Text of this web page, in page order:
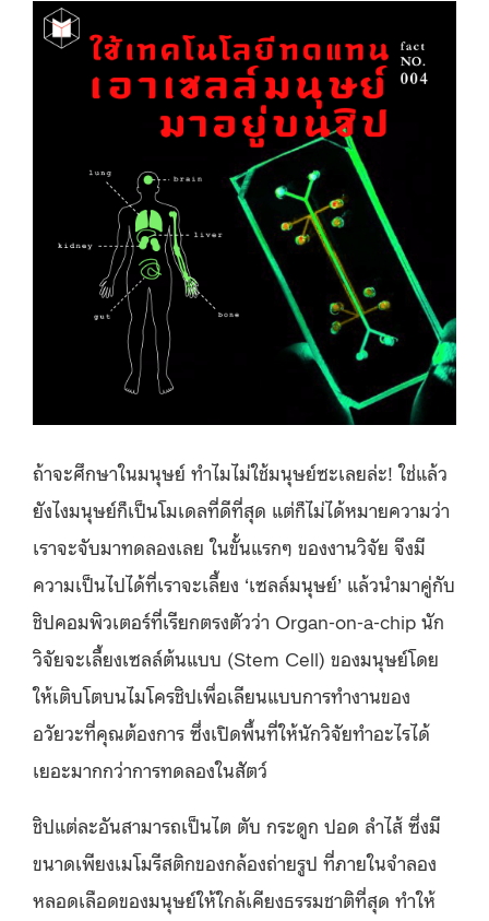
ถ้าจะศึกษาในมนุษย์ ทำไมไม่ใช้มนุษย์ซะเลยล่ะ! ใช่แล้ว
ยังไงมนุษย์ก็เป็นโมเดลที่ดีที่สุด แต่ก็ไม่ได้หมายความว่า
เราจะจับมาทดลองเลย ในขั้นแรกๆ ของงานวิจัย จึงมี
ความเป็นไปได้ที่เราจะเลี้ยง ‘เซลล์มนุษย์’ แล้วนำมาคู่กับ
ชิปคอมพิวเตอร์ที่เรียกตรงตัวว่า Organ-on-a-chip นัก
วิจัยจะเลี้ยงเซลล์ต้นแบบ (Stem Cell) ของมนุษย์โดย
ให้เติบโตบนไมโครชิปเพื่อเลียนแบบการทำงานของ
อวัยวะที่คุณต้องการ ซึ่งเปิดพื้นที่ให้นักวิจัยทำอะไรได้
เยอะมากกว่าการทดลองในสัตว์
ชิปแต่ละอันสามารถเป็นไต ตับ กระดูก ปอด ลำไส้ ซึ่งมี
ขนาดเพียงเมโมรีสติกของกล้องถ่ายรูป ที่ภายในจำลอง
หลอดเลือดของมนุษย์ให้ใกล้เคียงธรรมชาติที่สุด ทำให้